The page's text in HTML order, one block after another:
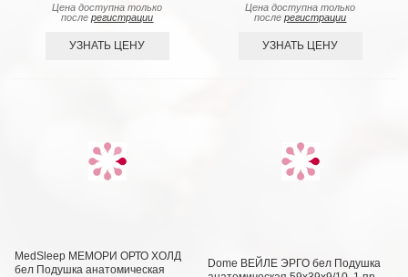
Цена доступна только
послерегистрации
УЗНАТЬ ЦЕНУ
Цена доступна только
послерегистрации
УЗНАТЬ ЦЕНУ
MedSleep МЕМОРИ ОРТО ХОЛД
бел Подушка анатомическая
Dome ВЕЙЛЕ ЭРГО бел Подушка